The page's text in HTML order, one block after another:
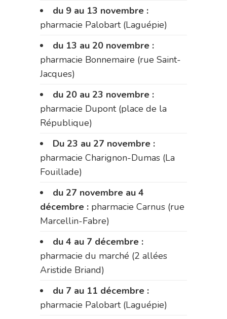
du 9 au 13 novembre :
pharmacie Palobart (Laguépie)
du 13 au 20 novembre :
pharmacie Bonnemaire (rue Saint-
Jacques)
du 20 au 23 novembre :
pharmacie Dupont (place de la
République)
Du 23 au 27 novembre :
pharmacie Charignon-Dumas (La
Fouillade)
du 27 novembre au 4
décembre : pharmacie Carnus (rue
Marcellin-Fabre)
du 4 au 7 décembre :
pharmacie du marché (2 allées
Aristide Briand)
du 7 au 11 décembre :
pharmacie Palobart (Laguépie)